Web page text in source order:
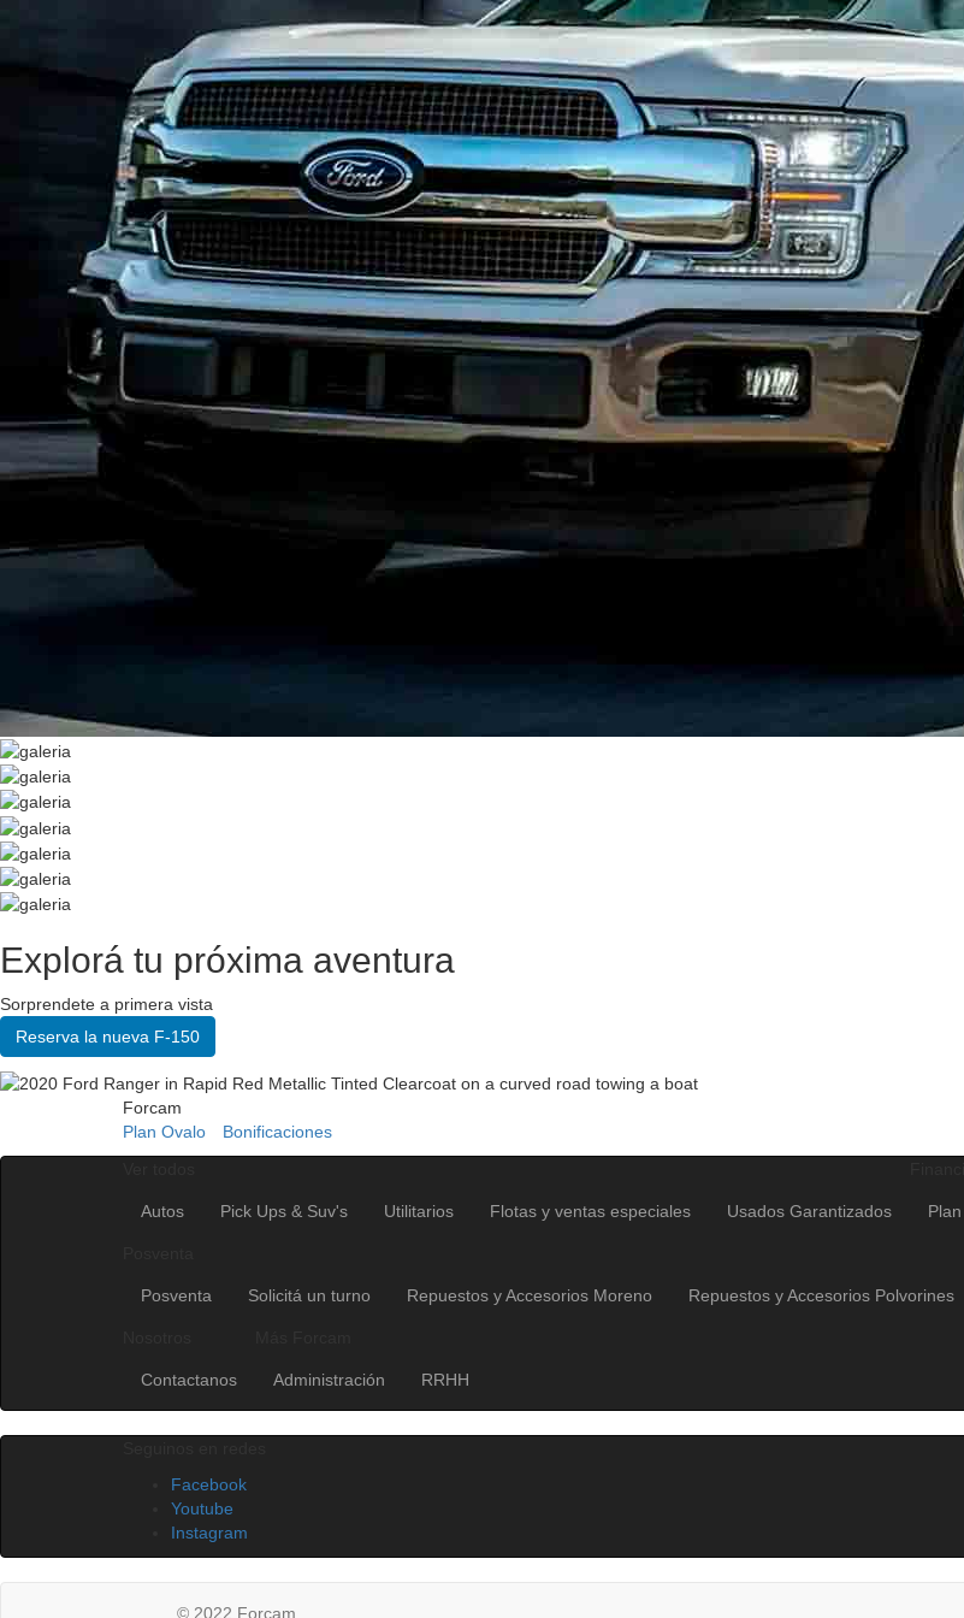
Explorá tu próxima aventura
Sorprendete a primera vista
Reserva la nueva F-150
Forcam
Plan Ovalo
Bonificaciones
Autos Pick Ups & Suv's Utilitarios Flotas y ventas especiales Usados Garantizados
Posventa Solicitá un turno Repuestos y Accesorios Moreno Repuestos y Accesorios Polvorines
Contactanos Administración RRHH
Facebook
Youtube
Instagram
© 2022 Forcam